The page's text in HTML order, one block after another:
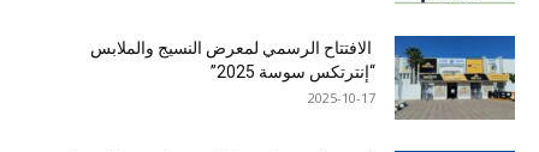
الافتتاح الرسمي لمعرض النسيج والملابس
“إنترتكس سوسة 2025”
2025-10-17